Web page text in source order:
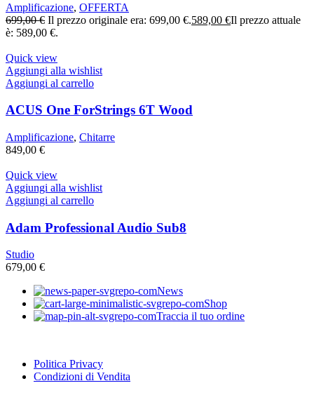
Amplificazione, OFFERTA
699,00€ Il prezzo originale era: 699,00 €.589,00 €Il prezzo attuale
è: 589,00 €.
Quick view
Aggiungi alla wishlist
Aggiungi al carrello
ACUS One ForStrings 6T Wood
Amplificazione, Chitarre
849,00 €
Quick view
Aggiungi alla wishlist
Aggiungi al carrello
Adam Professional Audio Sub8
Studio
679,00 €
News
Shop
Traccia il tuo ordine
Politica Privacy
Condizioni di Vendita